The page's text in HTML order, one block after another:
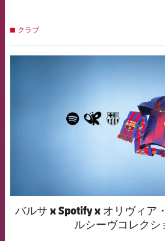
クラブ
バルサ x Spotify x オリヴィア
ルシーヴコレクシ